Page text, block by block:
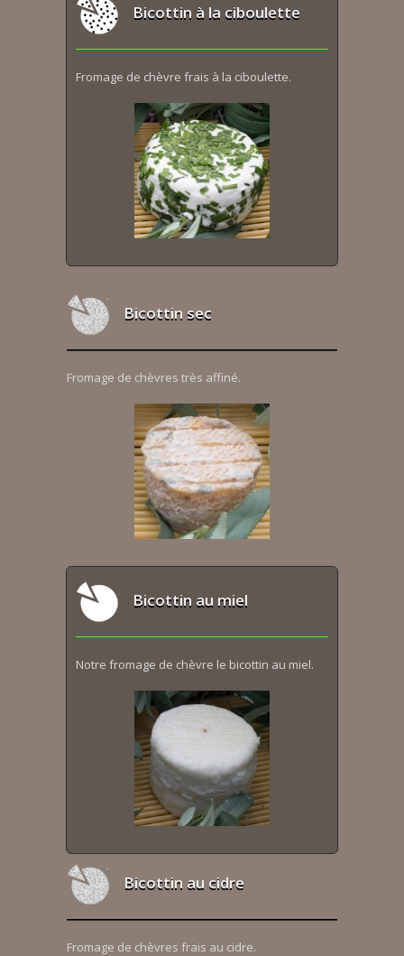
Bicottin à la ciboulette
Fromage de chèvre frais à la ciboulette.
Bicottin sec
Fromage de chèvres très affiné.
Bicottin au miel
Notre fromage de chèvre le bicottin au miel.
Bicottin au cidre
Fromage de chèvres frais au cidre.